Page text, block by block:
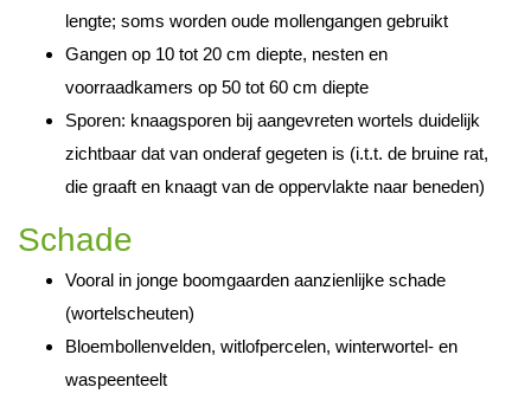
lengte; soms worden oude mollengangen gebruikt
Gangen op 10 tot 20 cm diepte, nesten en
voorraadkamers op 50 tot 60 cm diepte
Sporen: knaagsporen bij aangevreten wortels duidelijk
zichtbaar dat van onderaf gegeten is (i.t.t. de bruine rat,
die graaft en knaagt van de oppervlakte naar beneden)
Schade
Vooral in jonge boomgaarden aanzienlijke schade
(wortelscheuten)
Bloembollenvelden, witlofpercelen, winterwortel- en
waspeenteelt